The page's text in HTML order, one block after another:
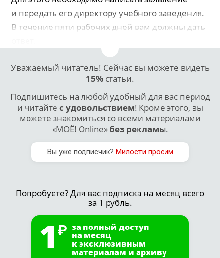
и передать его директору учебного заведения.
В течение пяти рабочих дней вам должны дать
Уважаемый читатель! Сейчас вы можете видеть
15% статьи.
Подпишитесь на любой удобный для вас период
и читайте с удовольствием! Кроме этого, вы
можете знакомиться со всеми материалами
«МОЁ! Online»без рекламы.
Вы уже подписчик? Милости просим
Попробуете? Для вас подписка на месяц всего
за 1 рубль.
1 за полный доступ
на месяц
к эксклюзивным
материалам и архиву